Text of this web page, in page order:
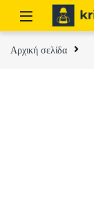
Skip to navigation
Skip to content
Αρχική σελίδα